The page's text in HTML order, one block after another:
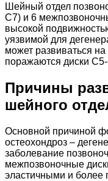
Шейный отдел
C7) и 6
высокой
уязвимой для
может развиваться
поражаются диски
Причины
шейного
Основной причиной
остеохондроз –
заболевание
межпозвоночные
эластичными и